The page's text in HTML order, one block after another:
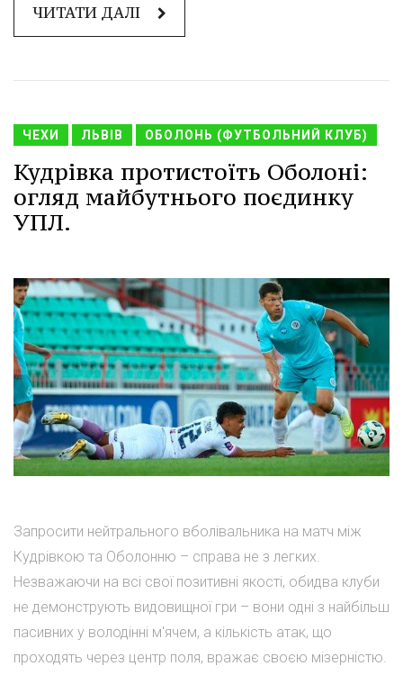
ЧИТАТИ ДАЛІ
ЧЕХИ ЛЬВІВ ОБОЛОНЬ (ФУТБОЛЬНИЙ КЛУБ)
Кудрівка протистоїть Оболоні:
огляд майбутнього поєдинку
УПЛ.
Запросити нейтрального вболівальника на матч між
Кудрівкою та Оболонню – справа не з легких.
Незважаючи на всі свої позитивні якості, обидва клуби
не демонструють видовищної гри – вони одні з найбільш
пасивних у володінні м'ячем, а кількість атак, що
проходять через центр поля, вражає своєю мізерністю.